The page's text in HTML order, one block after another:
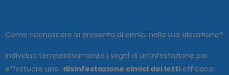
Come riconoscere la presenza di cimici nella tua abitazione?
Individua tempestivamente i segni di un’infestazione per
effettuare una disinfestazione cimici dei letti efficace: